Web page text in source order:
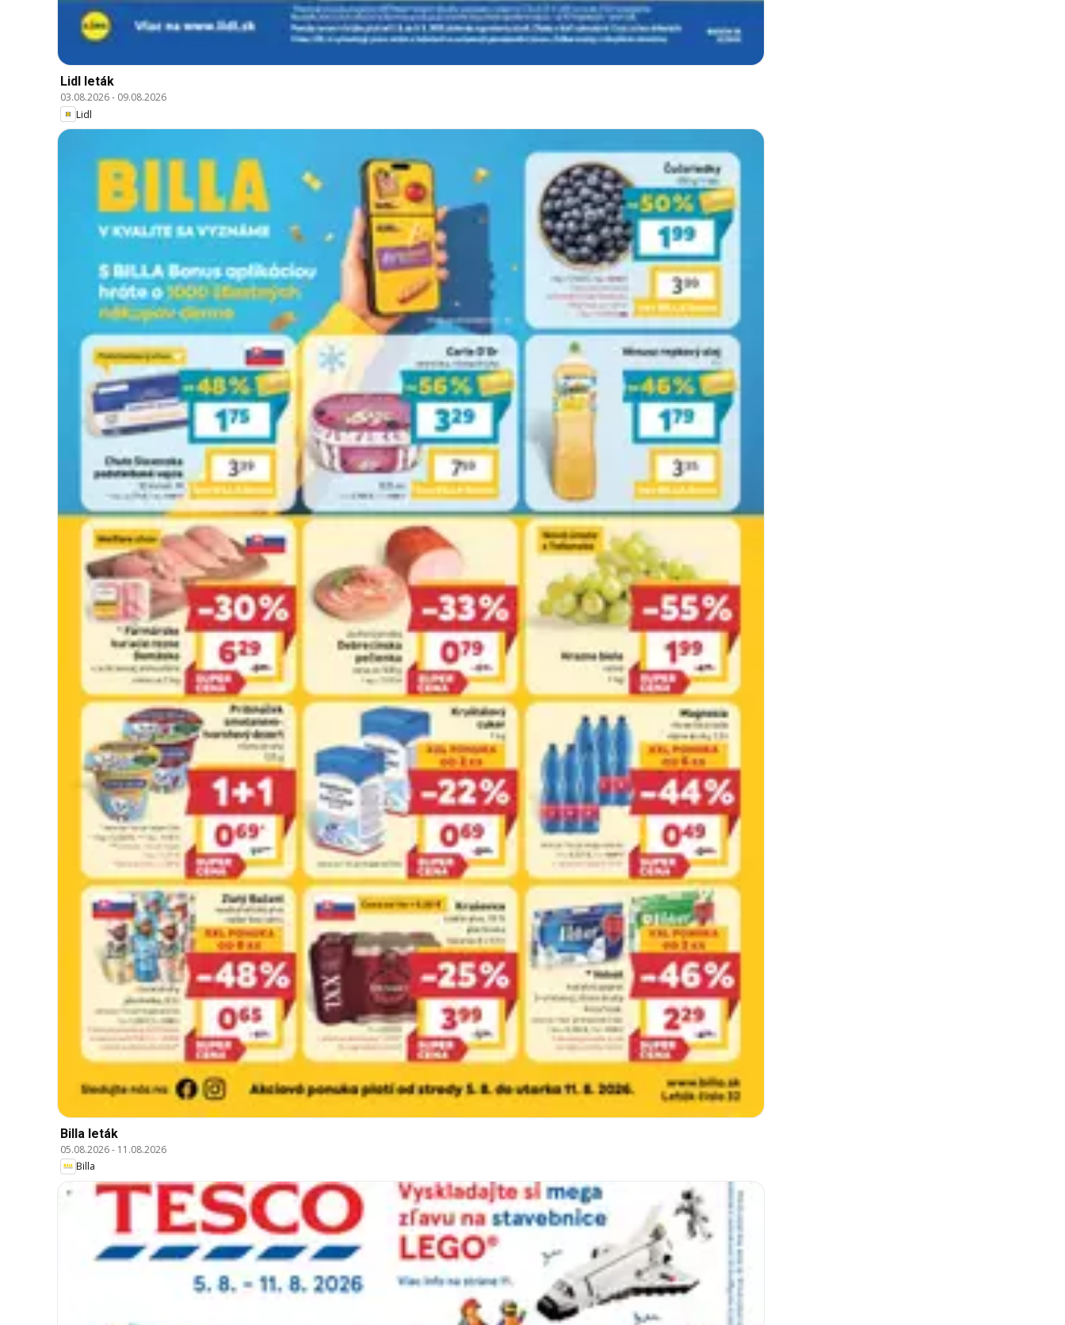
Lidl leták
03.08.2026- 09.08.2026
Lidl
Billa leták
05.08.2026- 11.08.2026
Billa